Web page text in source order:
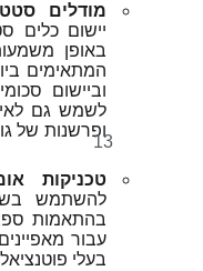
מודלים
יישום כלים
באופן
המתאימים
וביישום
לשמש גם
ופרשנות של
13
טכניקות
להשתמש
בהתאמות
עבור
בעלי